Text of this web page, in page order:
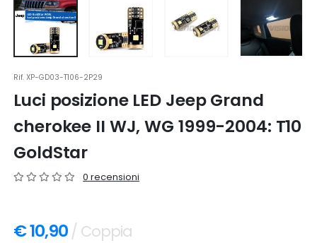
Rif.XP-GD03-T106-2P29
Luci posizione LED Jeep Grand
cherokee II WJ, WG 1999-2004: T10
GoldStar
0 recensioni
€ 10,90 / Coppia